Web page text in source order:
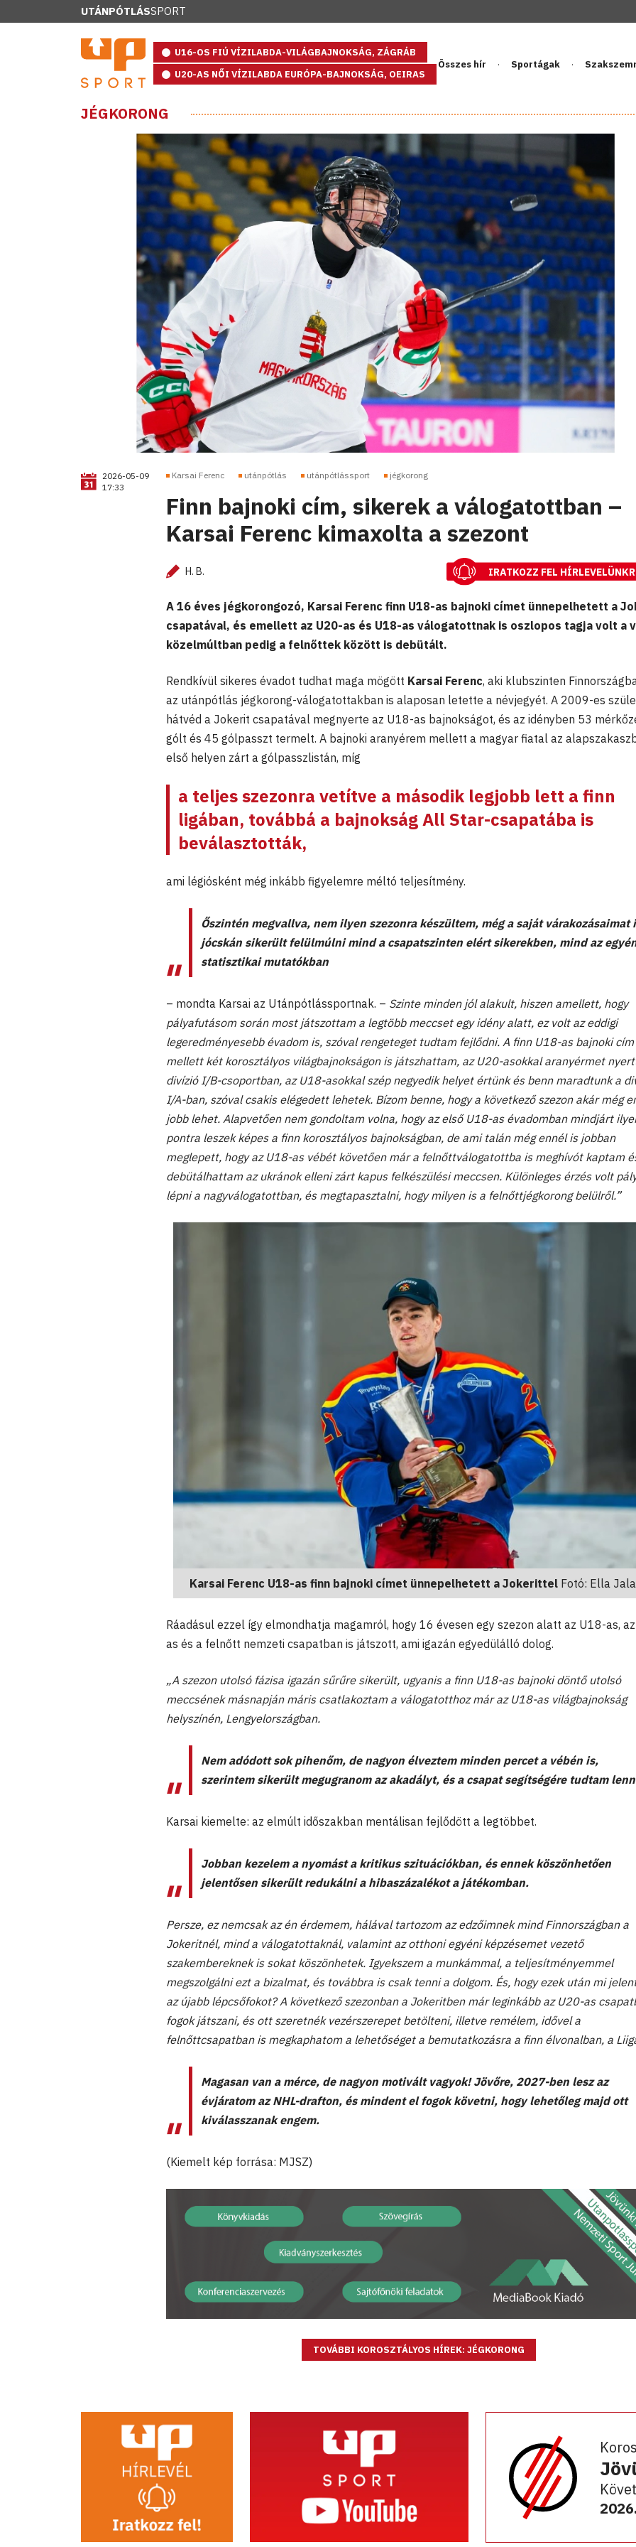
UTÁNPÓTLÁSSPORT
U16-OS FIÚ VÍZILABDA-VILÁGBAJNOKSÁG, ZÁGRÁB
U20-AS NŐI VÍZILABDA EURÓPA-BAJNOKSÁG, OEIRAS
Összes hír Sportágak
JÉGKORONG
2026-05-09
17:33
Karsai Ferenc utánpótlás utánpótlássport jégkorong
Finn bajnoki cím, sikerek a válogatottban –
Karsai Ferenc kimaxolta a szezont
H. B. IRATKOZZ FEL
A 16 éves jégkorongozó, Karsai Ferenc finn U18-as bajnoki címet ünnepelhetett a
csapatával, és emellett az U20-as és U18-as válogatottnak is oszlopos tagja volt a
közelmúltban pedig a felnőttek között is debütált.
Rendkívül sikeres évadot tudhat maga mögött Karsai Ferenc, aki klubszinten
az utánpótlás jégkorong-válogatottakban is alaposan letette a névjegyét. A 2009-es
hátvéd a Jokerit csapatával megnyerte az U18-as bajnokságot, és az idényben 53
gólt és 45 gólpasszt termelt. A bajnoki aranyérem mellett a magyar fiatal az
első helyen zárt a gólpasszlistán, míg
a teljes szezonra vetítve a második legjobb lett a finn
ligában, továbbá a bajnokság All Star-csapatába is
beválasztották,
ami légiósként még inkább figyelemre méltó teljesítmény.
Őszintén megvallva, nem ilyen szezonra készültem, még a saját várakozásaimat
jócskán sikerült felülmúlni mind a csapatszinten elért sikerekben, mind az
statisztikai mutatókban
– mondta Karsai az Utánpótlássportnak. – Szinte minden jól alakult, hiszen amellett, hogy
pályafutásom során most játszottam a legtöbb meccset egy idény alatt, ez volt az eddigi
legeredményesebb évadom is, szóval rengeteget tudtam fejlődni. A finn U18-as bajnoki cím
mellett két korosztályos világbajnokságon is játszhattam, az U20-asokkal aranyérmet
divízió I/B-csoportban, az U18-asokkal szép negyedik helyet értünk és benn maradtunk a
I/A-ban, szóval csakis elégedett lehetek. Bízom benne, hogy a következő szezon akár még
jobb lehet. Alapvetően nem gondoltam volna, hogy az első U18-as évadomban mindjárt
pontra leszek képes a finn korosztályos bajnokságban, de ami talán még ennél is jobban
meglepett, hogy az U18-as vébét követően már a felnőttválogatottba is meghívót kaptam
debütálhattam az ukránok elleni zárt kapus felkészülési meccsen. Különleges érzés volt
lépni a nagyválogatottban, és megtapasztalni, hogy milyen is a felnőttjégkorong belülről.”
Karsai Ferenc U18-as finn bajnoki címet ünnepelhetett a JokerittelFotó: Ella
Ráadásul ezzel így elmondhatja magamról, hogy 16 évesen egy szezon alatt az U18-as,
as és a felnőtt nemzeti csapatban is játszott, ami igazán egyedülálló dolog.
„A szezon utolsó fázisa igazán sűrűre sikerült, ugyanis a finn U18-as bajnoki döntő utolsó
meccsének másnapján máris csatlakoztam a válogatotthoz már az U18-as világbajnokság
helyszínén, Lengyelországban.
Nem adódott sok pihenőm, de nagyon élveztem minden percet a vébén is,
szerintem sikerült megugranom az akadályt, és a csapat segítségére tudtam
Karsai kiemelte: az elmúlt időszakban mentálisan fejlődött a legtöbbet.
Jobban kezelem a nyomást a kritikus szituációkban, és ennek köszönhetően
jelentősen sikerült redukálni a hibaszázalékot a játékomban.
Persze, ez nemcsak az én érdemem, hálával tartozom az edzőimnek mind Finnországban a
Jokeritnél, mind a válogatottaknál, valamint az otthoni egyéni képzésemet vezető
szakembereknek is sokat köszönhetek. Igyekszem a munkámmal, a teljesítményemmel
megszolgálni ezt a bizalmat, és továbbra is csak tenni a dolgom. És, hogy ezek után mi
az újabb lépcsőfokot? A következő szezonban a Jokeritben már leginkább az U20-as
fogok játszani, és ott szeretnék vezérszerepet betölteni, illetve remélem, idővel a
felnőttcsapatban is megkaphatom a lehetőséget a bemutatkozásra a finn élvonalban, a
Magasan van a mérce, de nagyon motivált vagyok! Jövőre, 2027-ben lesz az
évjáratom az NHL-drafton, és mindent el fogok követni, hogy lehetőleg majd ott
kiválasszanak engem.
(Kiemelt kép forrása: MJSZ)
TOVÁBBI KOROSZTÁLYOS HÍREK: JÉGKORONG